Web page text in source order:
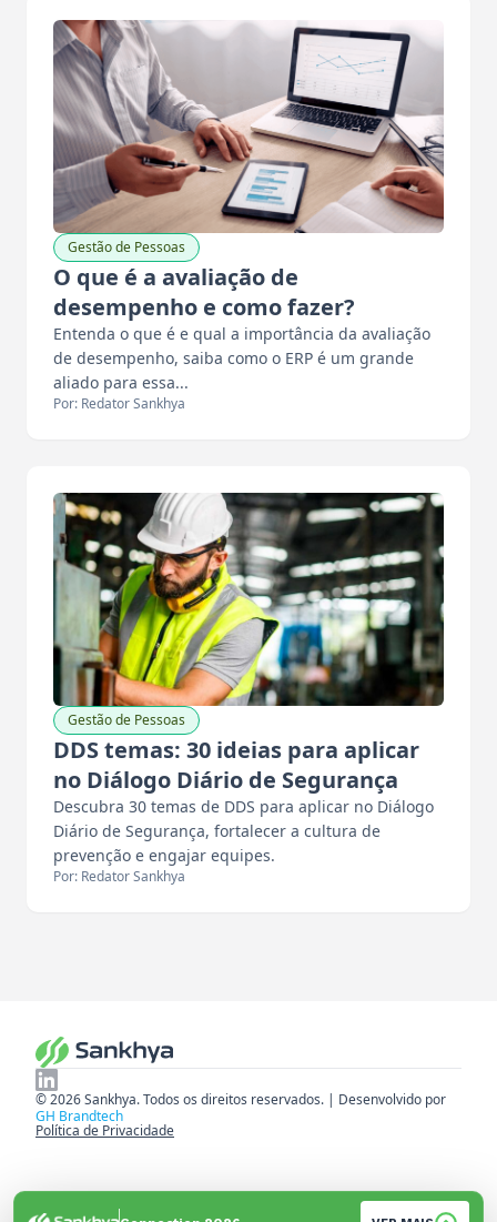
Gestão de Pessoas
O que é a avaliação de
desempenho e como fazer?
Entenda o que é e qual a importância da avaliação
de desempenho, saiba como o ERP é um grande
aliado para essa...
Por: Redator Sankhya
Gestão de Pessoas
DDS temas: 30 ideias para aplicar
no Diálogo Diário de Segurança
Descubra 30 temas de DDS para aplicar no Diálogo
Diário de Segurança, fortalecer a cultura de
prevenção e engajar equipes.
Por: Redator Sankhya
© 2026 Sankhya. Todos os direitos reservados. | Desenvolvido por
GH Brandtech
Política de Privacidade